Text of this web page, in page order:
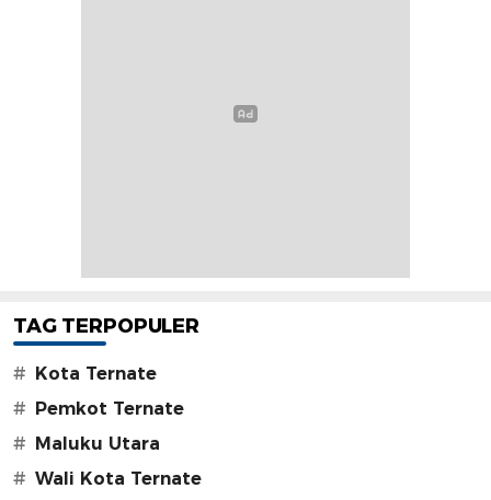
TAG TERPOPULER
# Kota Ternate
# Pemkot Ternate
# Maluku Utara
# Wali Kota Ternate